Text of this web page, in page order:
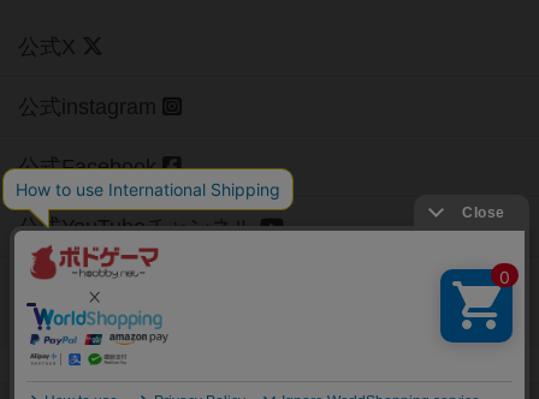
公式X
公式instagram
公式Facebook
公式YouTubeチャンネル